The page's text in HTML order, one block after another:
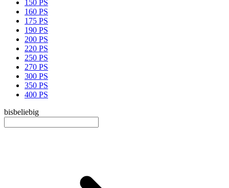
150 PS
160 PS
175 PS
190 PS
200 PS
220 PS
250 PS
270 PS
300 PS
350 PS
400 PS
bisbeliebig